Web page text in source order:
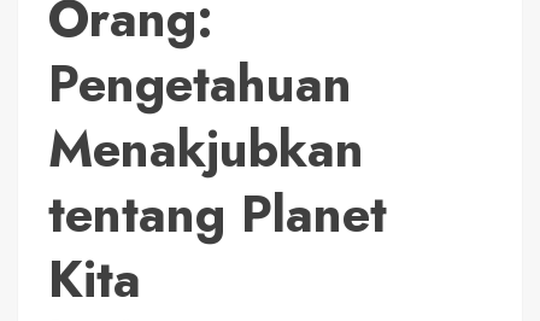
Orang:
Pengetahuan
Menakjubkan
tentang Planet
Kita